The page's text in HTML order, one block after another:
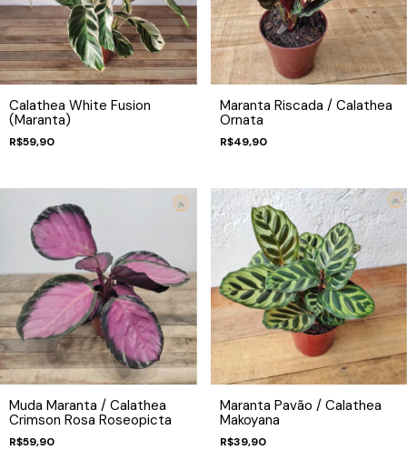
Calathea White Fusion
(Maranta)
R$59,90
Maranta Riscada / Calathea
Ornata
R$49,90
Muda Maranta / Calathea
Crimson Rosa Roseopicta
R$59,90
Maranta Pavão / Calathea
Makoyana
R$39,90